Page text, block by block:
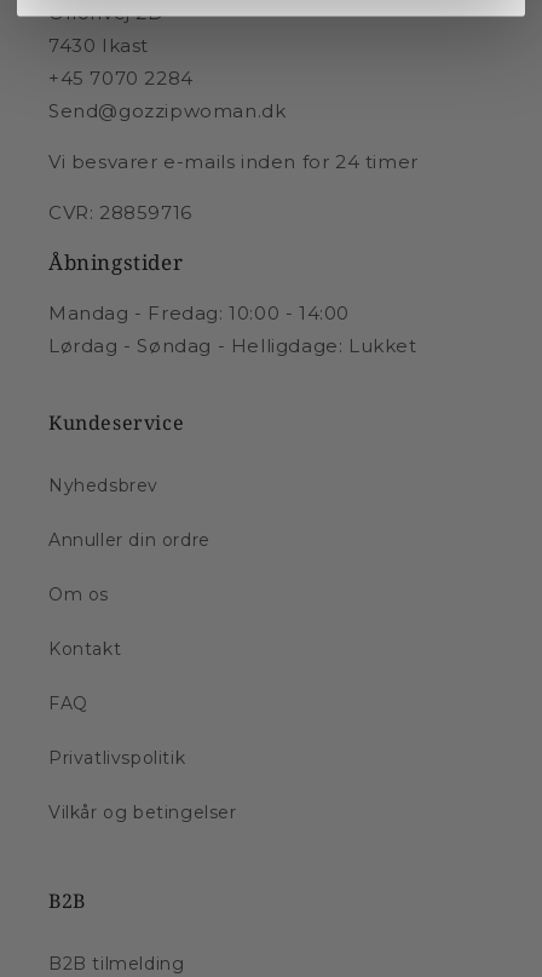
Orionvej 2D
7430 Ikast
+45 7070 2284
Send@gozzipwoman.dk
Vi besvarer e-mails inden for 24 timer
CVR: 28859716
Åbningstider
Mandag - Fredag: 10:00 - 14:00
Lørdag - Søndag - Helligdage: Lukket
Kundeservice
Nyhedsbrev
Annuller din ordre
Om os
Kontakt
FAQ
Privatlivspolitik
Vilkår og betingelser
B2B
B2B tilmelding